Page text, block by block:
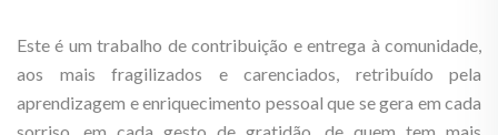
Este é um trabalho de contribuição e entrega à comunidade,
aos mais fragilizados e carenciados, retribuído pela
aprendizagem e enriquecimento pessoal que se gera em cada